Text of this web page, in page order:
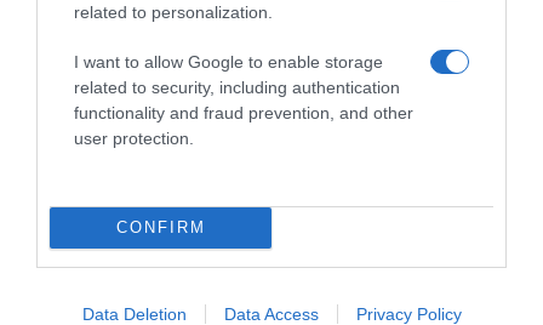
related to personalization.
I want to allow Google to enable storage
related to security, including authentication
functionality and fraud prevention, and other
user protection.
CONFIRM
Data Deletion Data Access Privacy Policy
ΣΧΟΛΙΑ